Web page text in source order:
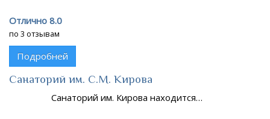
Отлично 8.0
по 3 отзывам
Подробней
Санаторий им. С.М. Кирова
Санаторий им. Кирова находится…